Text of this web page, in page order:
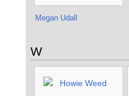
Megan Udall
W